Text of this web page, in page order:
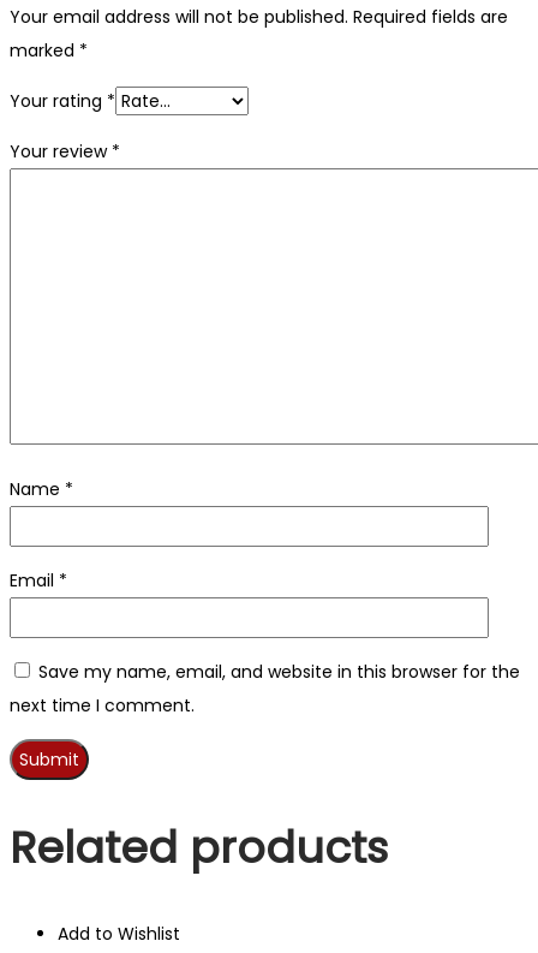
Your email address will not be published. Required fields are
marked *
Your rating *
Your review *
Name *
Email *
Save my name, email, and website in this browser for the
next time I comment.
Related products
Add to Wishlist